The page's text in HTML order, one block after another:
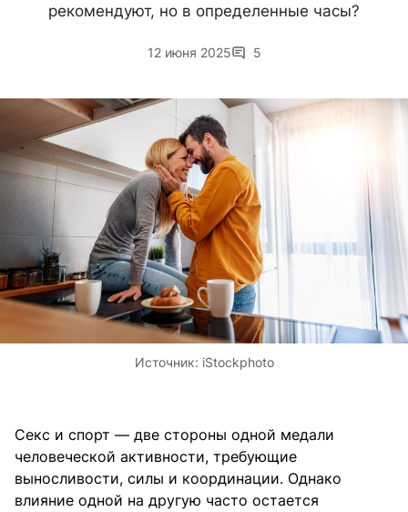
рекомендуют, но в определенные часы?
12 июня 2025 5
Источник: iStockphoto
Секс и спорт — две стороны одной медали
человеческой активности, требующие
выносливости, силы и координации. Однако
влияние одной на другую часто остается